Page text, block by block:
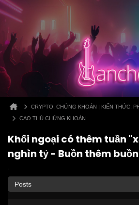
CRYPTO, CHỨNG KHOÁN | KIẾN THỨC,
CAO THỦ CHỨNG KHOÁN
Khối ngoại có thêm tuần
nghìn tỷ - Buồn thêm buồn